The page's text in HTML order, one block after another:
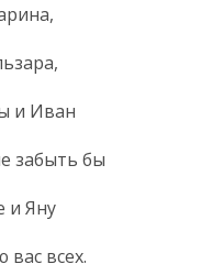
и Иван
забыть бы
и Яну
вас всех.